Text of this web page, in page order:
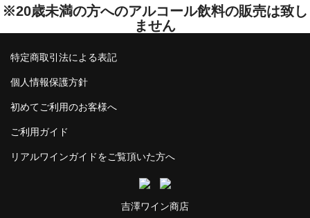
※20歳未満の方へのアルコール飲料の販売は致し
ません
特定商取引法による表記
個人情報保護方針
初めてご利用のお客様へ
ご利用ガイド
リアルワインガイドをご覧頂いた方へ
吉澤ワイン商店